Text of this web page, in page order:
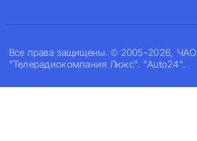
Все права защищены. © 2005-2026, ЧАО
"Телерадиокомпания Люкс". "Auto24".